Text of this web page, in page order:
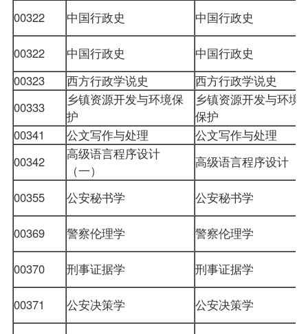
00322 中国行政史 中国行政史
00322 中国行政史 中国行政史
00323
西方行政学说史 西方行政学说史
00333
乡镇资源开发与环境保
护
乡镇资源开发与环境
保护
00341
公文写作与处理 公文写作与处理
00342
高级语言程序设计
（一）
高级语言程序设计
00355 公安秘书学 公安秘书学
00369 警察伦理学 警察伦理学
00370 刑事证据学 刑事证据学
00371 公安决策学 公安决策学